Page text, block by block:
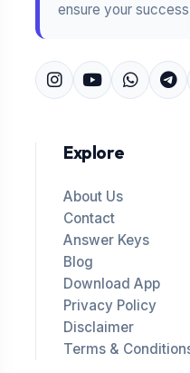
ensure your
Explore
About Us
Contact
Answer Keys
Blog
Download App
Privacy Policy
Disclaimer
Terms &